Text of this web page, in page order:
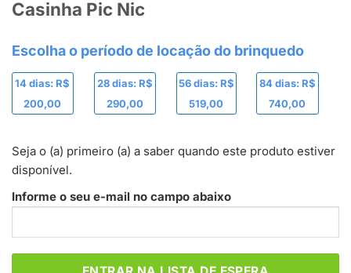
Casinha Pic Nic
14 dias: R$
200,00
28 dias: R$
290,00
56 dias: R$
519,00
84 dias: R$
740,00
Seja o (a) primeiro (a) a saber quando este produto estiver
disponível.
Informe o seu e-mail no campo abaixo